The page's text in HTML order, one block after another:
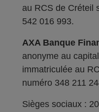
au RCS de Créteil
542 016 993.
AXA Banque
anonyme au
immatriculée au
numéro 348 211
Sièges sociaux :